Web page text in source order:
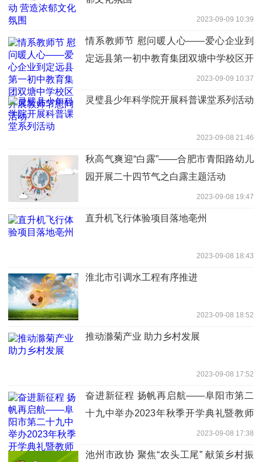
2023-09-09 10:39
情系教师节 慰问暖人心——爱心企业到
定远县第一初中教育集团双塘中学校区开
2023-09-09 10:37
灵璧县少年科学院开展科普课堂系列活动
2023-09-08 21:46
秋高气爽迎“白露”——合肥市青阳路幼儿
园开展二十四节气之白露主题活动
2023-09-08 19:47
直升机飞行体验项目落地亳州
2023-09-08 18:43
淮北市引调水工程有序推进
2023-09-08 18:52
推动滁菊产业 助力乡村发展
2023-09-08 17:52
奋进新征程 扬帆再启航——阜阳市第二
十九中举办2023年秋季开学典礼暨教师
2023-09-08 17:38
池州市政协 聚焦“农头工尾” 献策乡村振